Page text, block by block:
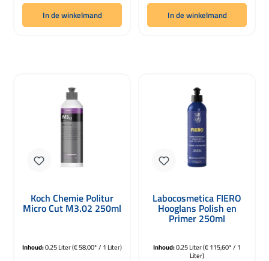
In de winkelmand In de winkelmand
Koch Chemie Politur
Micro Cut M3.02 250ml
Inhoud:0.25 Liter(€ 58,00* / 1 Liter)
Labocosmetica FIERO
Hooglans Polish en
Primer 250ml
Inhoud:0.25 Liter(€ 115,60* / 1
Liter)